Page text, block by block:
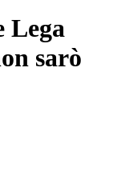
Lega
sarò